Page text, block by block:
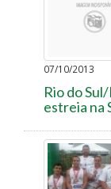
07/10/2013
Rio do
estreia na